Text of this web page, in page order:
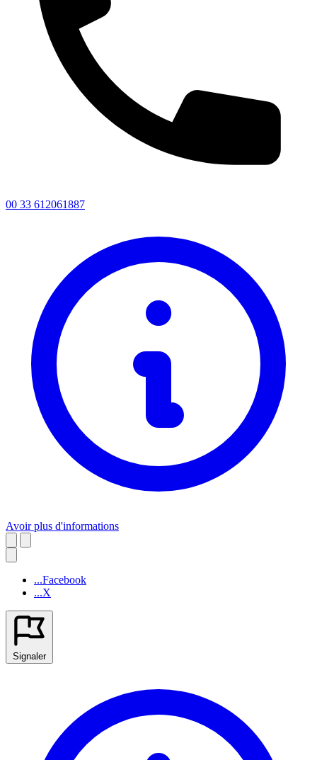
00 33 612061887
Avoir plus d'informations
...Facebook
...X
Signaler